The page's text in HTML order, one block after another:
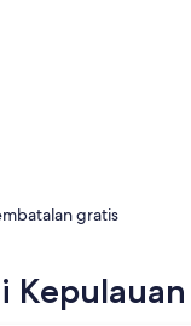
gratis